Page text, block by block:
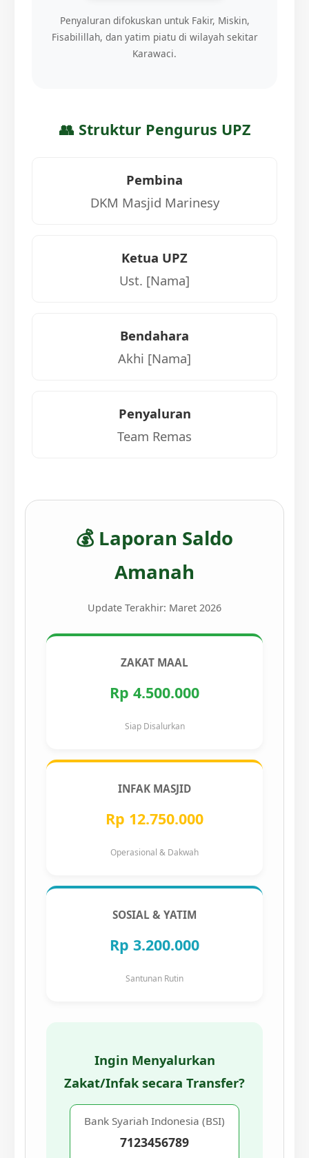
Penyaluran difokuskan untuk Fakir, Miskin,
Fisabilillah, dan yatim piatu di wilayah sekitar
Karawaci.
👥 Struktur Pengurus UPZ
Pembina
DKM Masjid Marinesy
Ketua UPZ
Ust. [Nama]
Bendahara
Akhi [Nama]
Penyaluran
Team Remas
💰 Laporan Saldo
Amanah
Update Terakhir: Maret 2026
ZAKAT MAAL
Rp 4.500.000
Siap Disalurkan
INFAK MASJID
Rp 12.750.000
Operasional & Dakwah
SOSIAL & YATIM
Rp 3.200.000
Santunan Rutin
Ingin Menyalurkan
Zakat/Infak secara Transfer?
Bank Syariah Indonesia (BSI)
7123456789